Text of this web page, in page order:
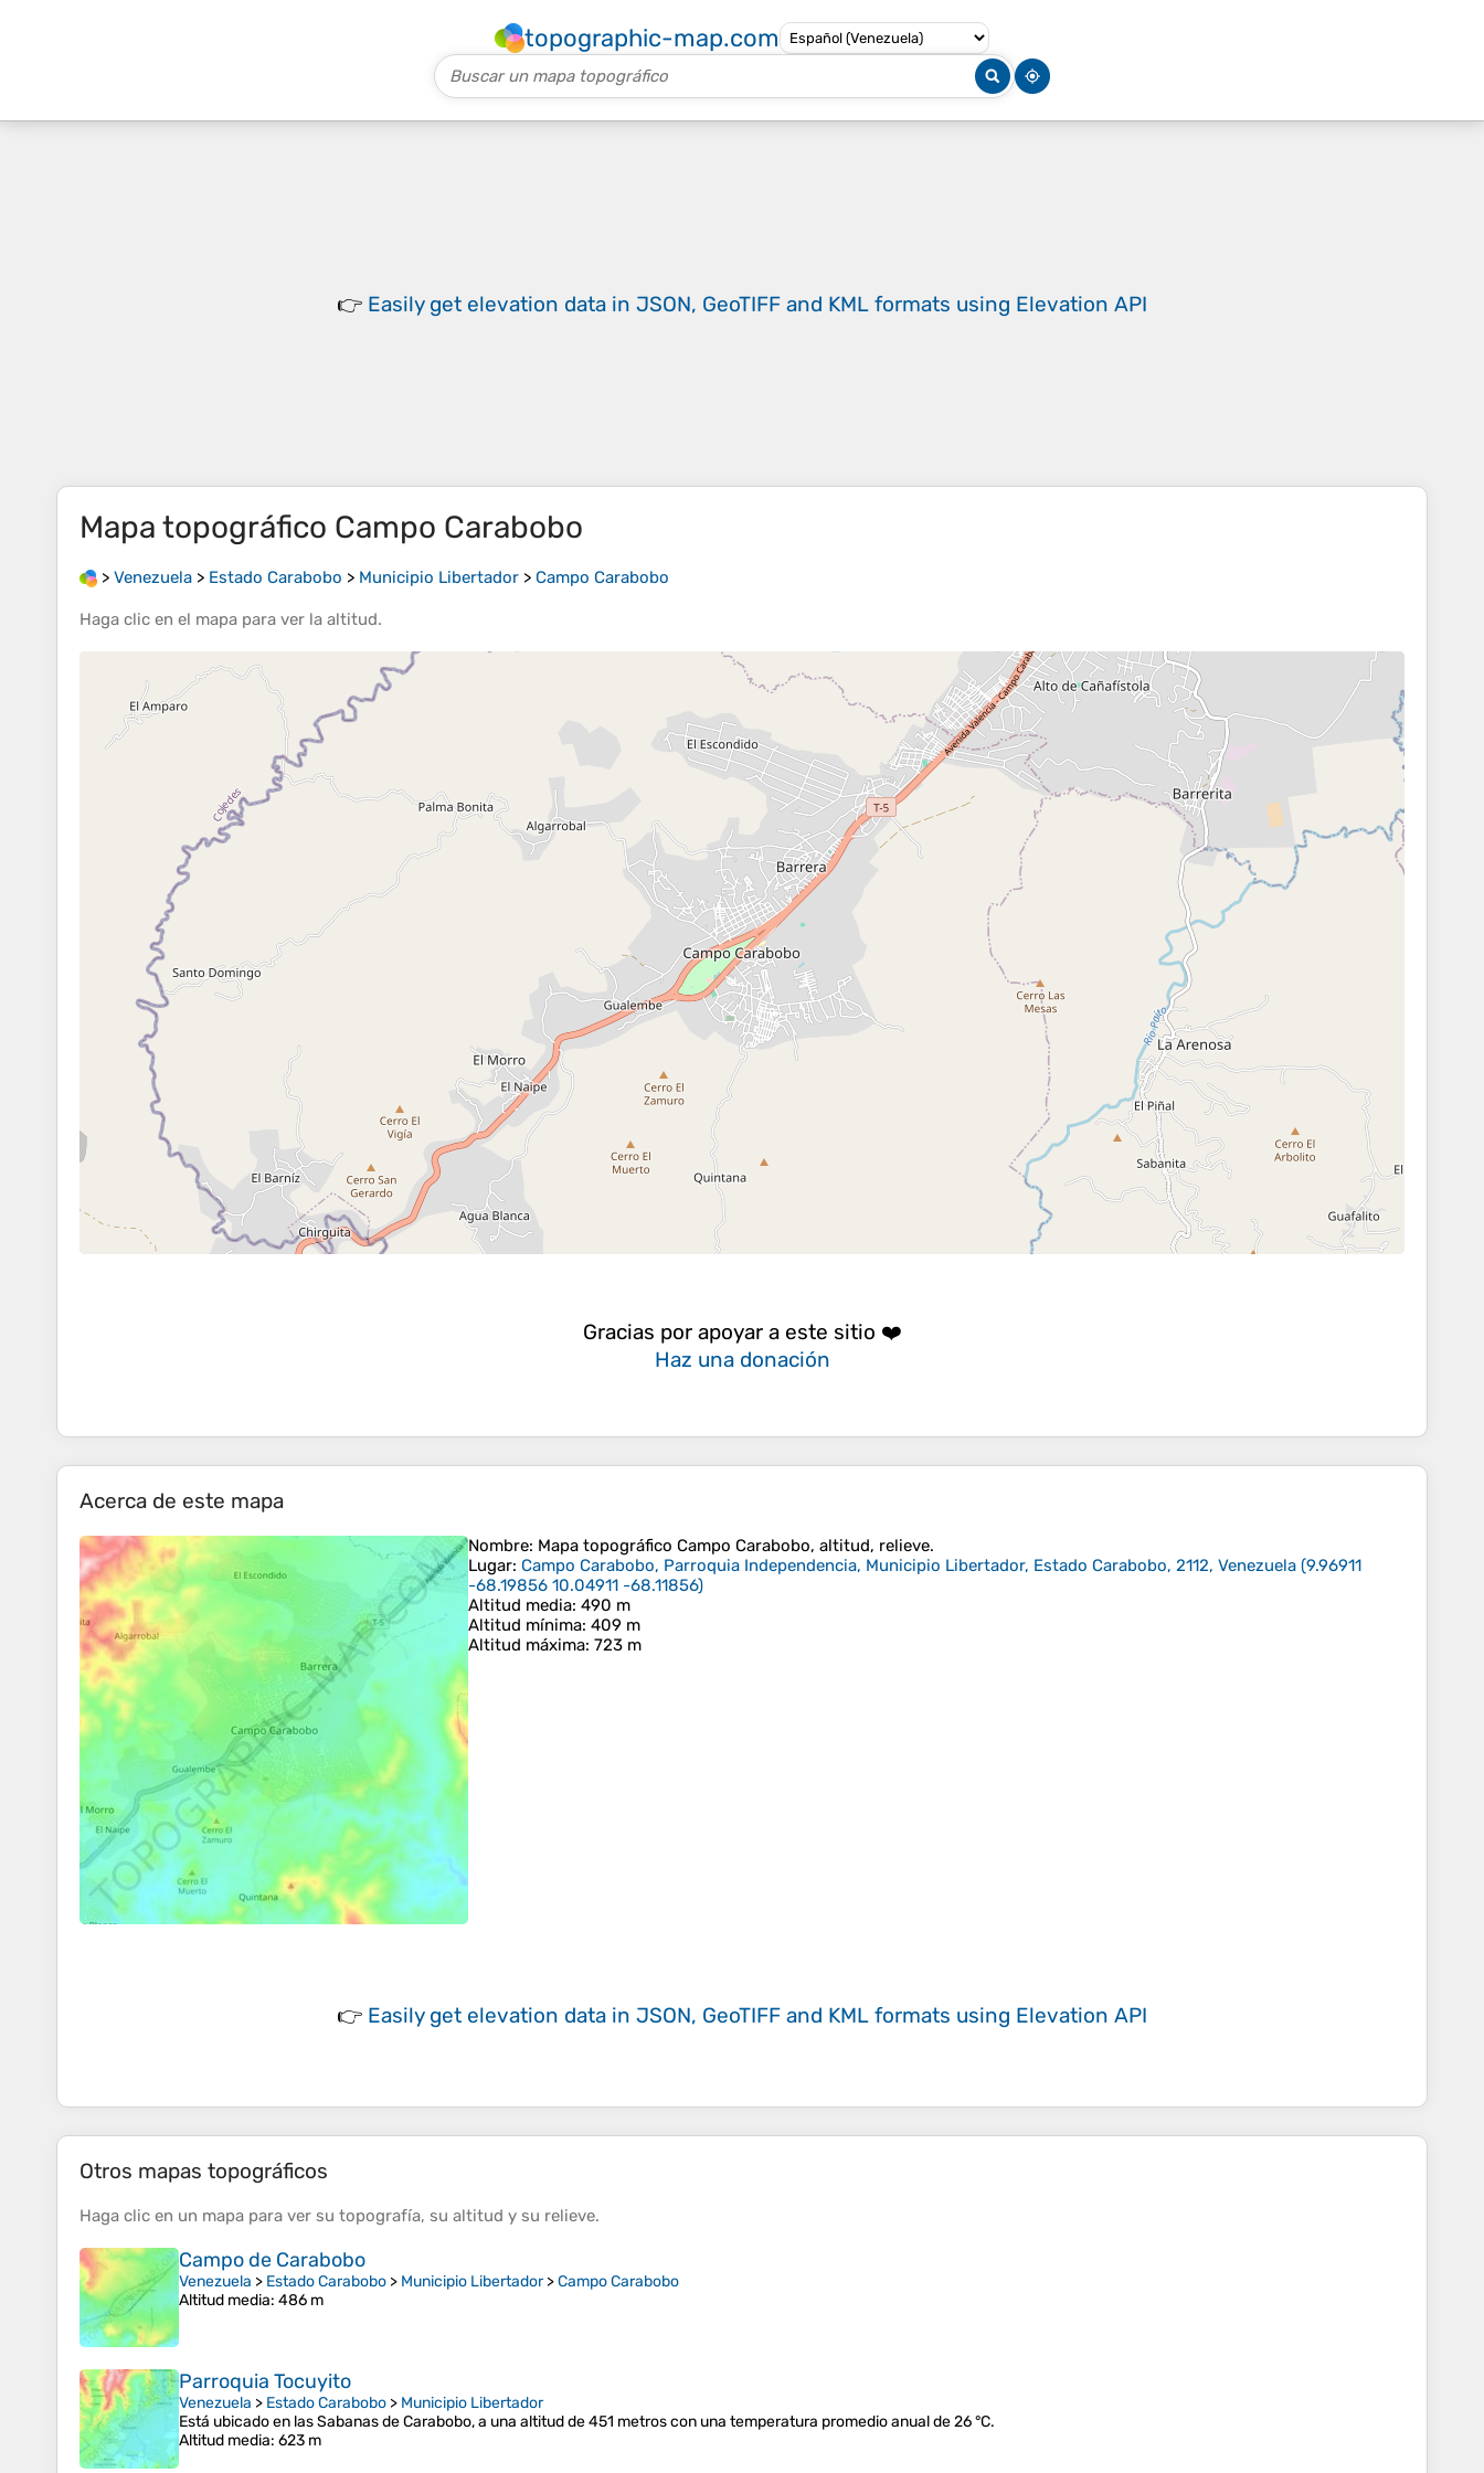
topographic-map.com
👉 Easily get elevation data in JSON, GeoTIFF and KML formats using Elevation API
Mapa topográfico Campo Carabobo
> Venezuela > Estado Carabobo > Municipio Libertador > Campo Carabobo
Haga clic en el mapa para ver la altitud.
Gracias por apoyar a este sitio ❤️
Haz una donación
Acerca de este mapa
Nombre: Mapa topográfico Campo Carabobo, altitud, relieve.
Lugar: Campo Carabobo, Parroquia Independencia, Municipio Libertador, Estado Carabobo, 2112, Venezuela (9.96911
-68.19856 10.04911 -68.11856)
Altitud media: 490 m
Altitud mínima: 409 m
Altitud máxima: 723 m
👉 Easily get elevation data in JSON, GeoTIFF and KML formats using Elevation API
Otros mapas topográficos
Haga clic en un mapa para ver su topografía, su altitud y su relieve.
Campo de Carabobo
Venezuela > Estado Carabobo > Municipio Libertador>Campo Carabobo
Altitud media: 486 m
Parroquia Tocuyito
Venezuela > Estado Carabobo > Municipio Libertador
Está ubicado en las Sabanas de Carabobo, a una altitud de 451 metros con una temperatura promedio anual de 26 °C.
Altitud media: 623 m